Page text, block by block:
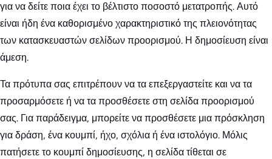
για να δείτε ποια έχει το βέλτιστο ποσοστό μετατροπής. Αυτό
είναι ήδη ένα καθορισμένο χαρακτηριστικό της πλειονότητας
των κατασκευαστών σελίδων προορισμού. Η δημοσίευση είναι
άμεση.
Τα πρότυπα σας επιτρέπουν να τα επεξεργαστείτε και να τα
προσαρμόσετε ή να τα προσθέσετε στη σελίδα προορισμού
σας. Για παράδειγμα, μπορείτε να προσθέσετε μια πρόσκληση
για δράση, ένα κουμπί, ήχο, σχόλια ή ένα ιστολόγιο. Μόλις
πατήσετε το κουμπί δημοσίευσης, η σελίδα τίθεται σε